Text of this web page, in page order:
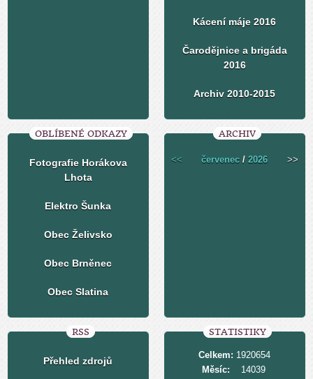
Kácení máje 2016
Čarodějnice a brigáda
2016
Archiv 2010-2015
OBLÍBENÉ ODKAZY
Fotografie Horákova
Lhota
Elektro Šunka
Obec Želivsko
Obec Brněnec
Obec Slatina
ARCHIV
<< červenec /2026 >>
RSS
Přehled zdrojů
STATISTIKY
Celkem: 1920654
Měsíc:
14039